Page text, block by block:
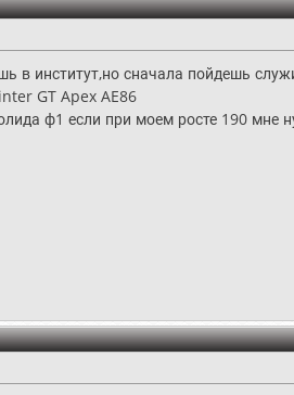
в институт,но сначала пойдешь
GT Apex AE86
ф1 если при моем росте 190 мне